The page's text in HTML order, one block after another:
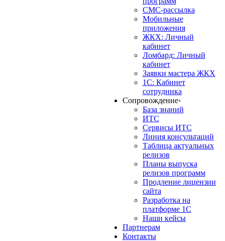
СМС-рассылка
Мобильные
приложения
ЖКХ: Личный
кабинет
Ломбард: Личный
кабинет
Заявки мастера ЖКХ
1С: Кабинет
сотрудника
Сопровождение›
База знаний
ИТС
Сервисы ИТС
Линия консультаций
Таблица актуальных
релизов
Планы выпуска
релизов программ
Продление лицензии
сайта
Разработка на
платформе 1С
Наши кейсы
Партнерам
Контакты